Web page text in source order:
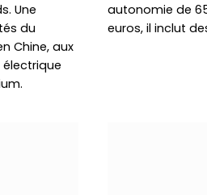
Une
du
Chine, aux
autonomie de
euros, il inclut